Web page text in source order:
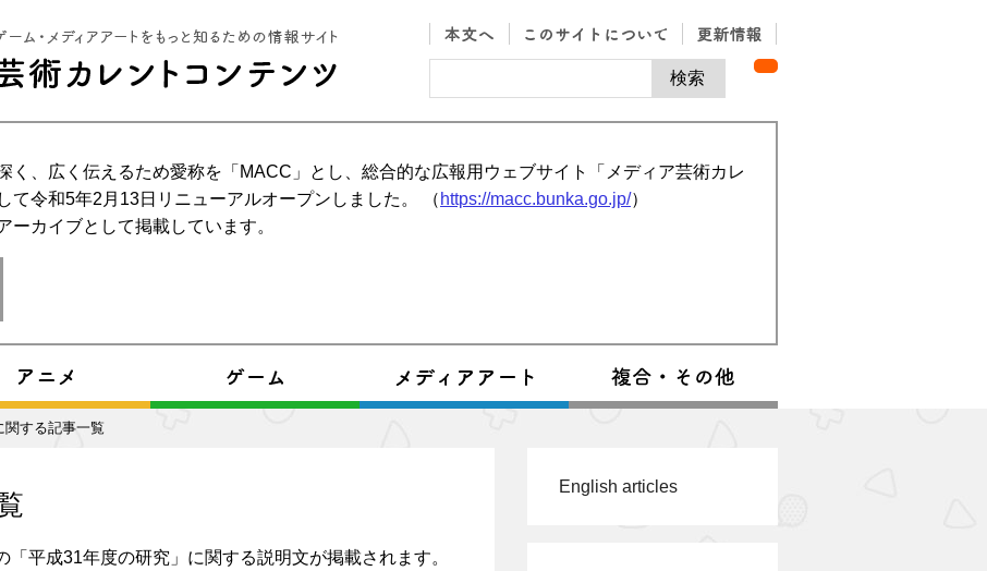
く、広く伝えるため愛称を「MACC」とし、総合的な広報用ウェブサイト「メディア芸術カレ
て令和5年2月13日リニューアルオープンしました。 （ https://macc.bunka.go.jp/）
カイブとして掲載しています。
する記事一覧
「平成31年度の研究」に関する説明文が掲載されます。
English articles